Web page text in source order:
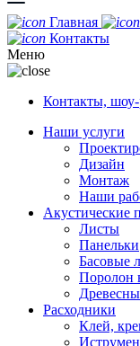
Главная
Контакты
Меню
Контакты,
Наши услуги
Дизайн
Монтаж
Наши
Акустические
Листы
Панельки
Басовые
Поролон
Расходники
Клей,